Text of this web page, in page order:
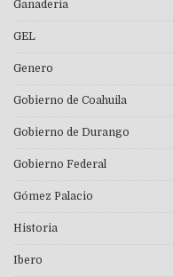
Ganaderia
GEL
Genero
Gobierno de Coahuila
Gobierno de Durango
Gobierno Federal
Gómez Palacio
Historia
Ibero